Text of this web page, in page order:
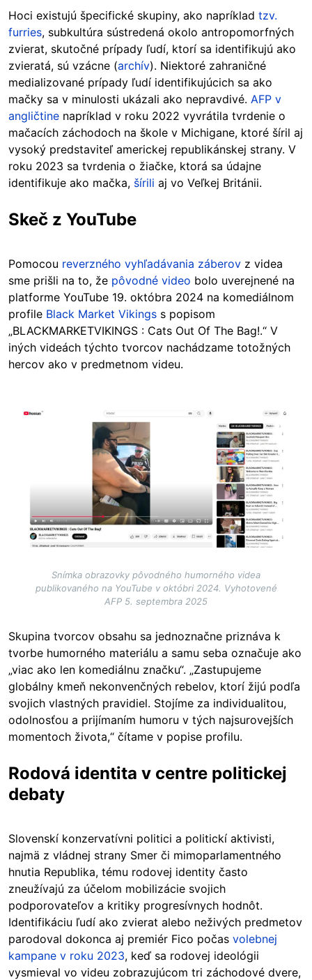
Hoci existujú špecifické skupiny, ako napríklad tzv.
furries, subkultúra sústredená okolo antropomorfných
zvierat, skutočné prípady ľudí, ktorí sa identifikujú ako
zvieratá, sú vzácne (archív). Niektoré zahraničné
medializované prípady ľudí identifikujúcich sa ako
mačky sa v minulosti ukázali ako nepravdivé. AFP v
angličtine napríklad v roku 2022 vyvrátila tvrdenie o
mačacích záchodoch na škole v Michigane, ktoré šíril aj
vysoký predstaviteľ americkej republikánskej strany. V
roku 2023 sa tvrdenia o žiačke, ktorá sa údajne
identifikuje ako mačka, šírili aj vo Veľkej Británii.
Skeč z YouTube
Pomocou reverzného vyhľadávania záberov z videa
sme prišli na to, že pôvodné video bolo uverejnené na
platforme YouTube 19. októbra 2024 na komediálnom
profile Black Market Vikings s popisom
„BLACKMARKETVIKINGS : Cats Out Of The Bag!.“ V
iných videách týchto tvorcov nachádzame totožných
hercov ako v predmetnom videu.
Image
Snímka obrazovky pôvodného humorného videa
publikovaného na YouTube v októbri 2024. Vyhotovené
AFP 5. septembra 2025
Skupina tvorcov obsahu sa jednoznačne priznáva k
tvorbe humorného materiálu a samu seba označuje ako
„viac ako len komediálnu značku“. „Zastupujeme
globálny kmeň nekonvenčných rebelov, ktorí žijú podľa
svojich vlastných pravidiel. Stojíme za individualitou,
odolnosťou a prijímaním humoru v tých najsurovejších
momentoch života,“ čítame v popise profilu.
Rodová identita v centre politickej
debaty
Slovenskí konzervatívni politici a politickí aktivisti,
najmä z vládnej strany Smer či mimoparlamentného
hnutia Republika, tému rodovej identity často
zneužívajú za účelom mobilizácie svojich
podporovateľov a kritiky progresívnych hodnôt.
Identifikáciu ľudí ako zvierat alebo neživých predmetov
parodoval dokonca aj premiér Fico počas volebnej
kampane v roku 2023, keď sa rodovej ideológii
vysmieval vo videu zobrazujúcom tri záchodové dvere,